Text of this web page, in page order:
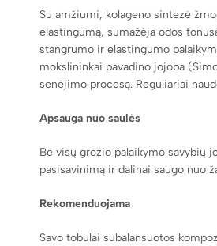
Su amžiumi, kolageno sintezė
elastingumą, sumažėja odos
stangrumo ir elastingumo
mokslininkai pavadino jojoba
senėjimo procesą. Reguliariai
Apsauga nuo saulės
Be visų grožio palaikymo savybių
pasisavinimą ir dalinai saugo nuo
Rekomenduojama
Savo tobulai subalansuotos